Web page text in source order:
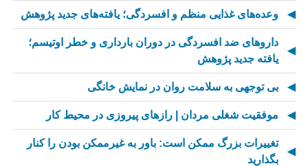
وعده‌های غذایی منظم و افسردگی؛ یافته‌های جدید پژوهش
داروهای ضد افسردگی در دوران بارداری و خطر اوتیسم؛
یافته جدید پژوهش
بی توجهی به سلامت روان در نمایش خانگی
موفقیت شغلی مردان | رازهای پیروزی در محیط کار
تغییرات بزرگ ممکن است: باور به غیرممکن بودن را کنار
بگذارید